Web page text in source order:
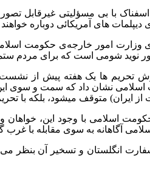
با بی مسؤلیتی غیرقابل
دیپلمات های آمریکائی دوباره
امور خارجه‌ی حکومت اسلامی
نوید شومی است که برای مردم
تحریم ها یک هفته پیش از
نشان داد که سمت و سوی این
ایران) متوقف میشود، بلکه با
اسلامی با وجود این،
آگاهانه به سوی مقابله با غرب
انگلستان و تسخیر آن بنظر